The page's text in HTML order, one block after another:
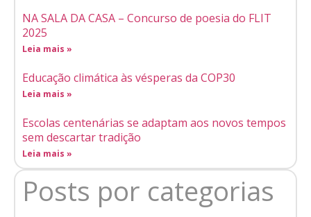
NA SALA DA CASA – Concurso de poesia do FLIT
2025
Leia mais »
Educação climática às vésperas da COP30
Leia mais »
Escolas centenárias se adaptam aos novos tempos
sem descartar tradição
Leia mais »
Posts por categorias